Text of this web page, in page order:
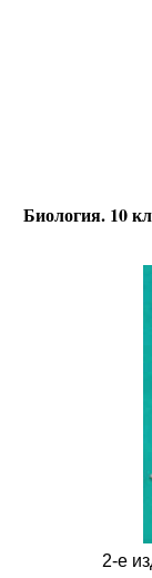
Биология. 10
2-е